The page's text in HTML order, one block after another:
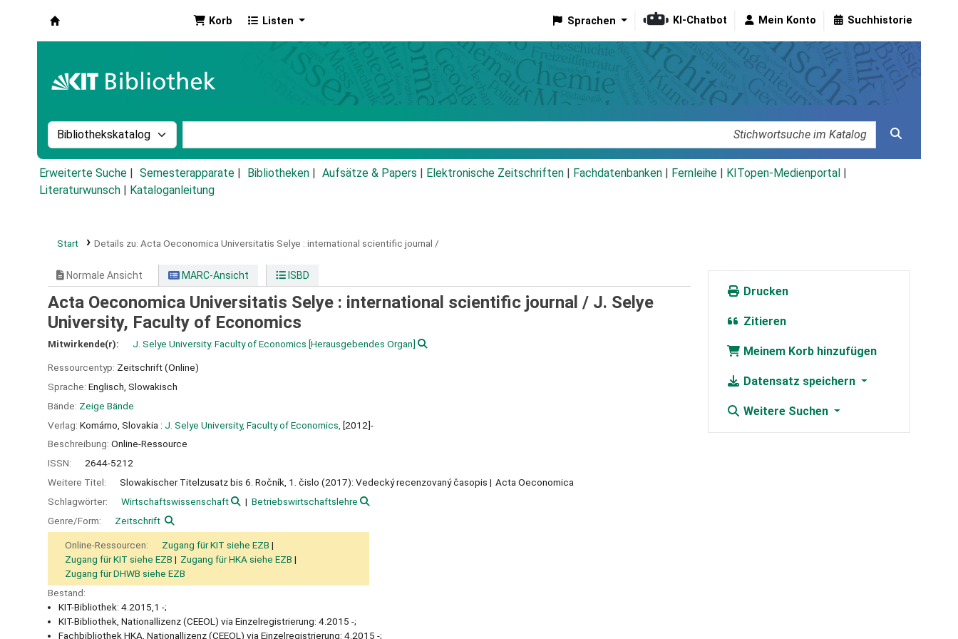
Korb Listen Sprachen KI-Chatbot Mein Konto Suchhistorie
Suche im Katalog nach:
Erweiterte Suche Semesterapparate Bibliotheken Aufsätze & Papers Elektronische Zeitschriften Fachdatenbanken Fernleihe KITopen-Medienportal
Literaturwunsch
Kataloganleitung
Start Details zu: Acta Oeconomica Universitatis Selye : international scientific journal /
Normale Ansicht MARC-Ansicht ISBD
Acta Oeconomica Universitatis Selye : international scientific journal / J. Selye
University, Faculty of Economics
Mitwirkende(r): J. Selye University. Faculty of Economics [Herausgebendes Organ]
Ressourcentyp: Zeitschrift (Online)
Sprache: Englisch Slowakisch
Bände: Zeige Bände
Verlag: Komárno, Slovakia : J. Selye University, Faculty of Economics, [2012]-
Beschreibung: Online-Ressource
ISSN:
2644-5212
Weitere Titel:
Slowakischer Titelzusatz bis 6. Ročník, 1. čislo (2017): Vedecký recenzovaný časopis
Acta Oeconomica
Schlagwörter:
Wirtschaftswissenschaft
Betriebswirtschaftslehre
Genre/Form:
Zeitschrift
Online-Ressourcen:
Zugang für KIT siehe EZB
Zugang für KIT siehe EZB
Zugang für HKA siehe EZB
Zugang für DHWB siehe EZB
Bestand:
KIT-Bibliothek: 4.2015,1 -;
KIT-Bibliothek, Nationallizenz (CEEOL) via Einzelregistrierung: 4.2015 -;
Fachbibliothek HKA, Nationallizenz (CEEOL) via Einzelregistrierung: 4.2015 -;
Drucken
Zitieren
Meinem Korb hinzufügen
Datensatz speichern
Weitere Suchen